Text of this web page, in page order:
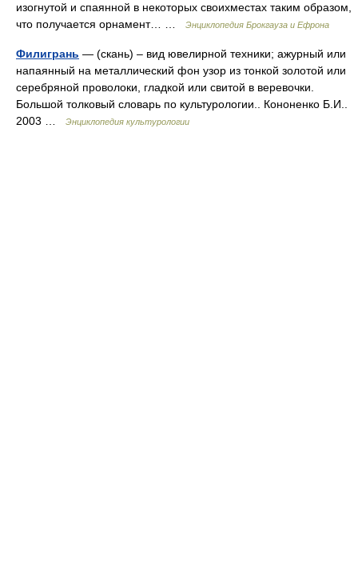
изогнутой и спаянной в некоторых своихместах таким образом,
что получается орнамент… …
Энциклопедия Брокгауза и Ефрона
Филигрань — (скань) – вид ювелирной техники; ажурный или
напаянный на металлический фон узор из тонкой золотой или
серебряной проволоки, гладкой или свитой в веревочки.
Большой толковый словарь по культурологии.. Кононенко Б.И..
2003 …
Энциклопедия культурологии